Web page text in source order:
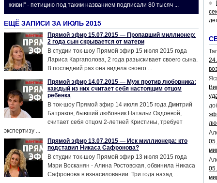
живи!" - петицию под таким названием подписали 80 тысяч ...
ЕЩЁ ЗАПИСИ ЗА ИЮЛЬ 2015
Прямой эфир 15.07.2015 — Пропавший миллионер:
2 года сын скрывается от матери
В студии ток-шоу Прямой эфир 15 июля 2015 года
Лариса Каргаполова, 2 года разыскивает своего сына.
В последний раз она видела своего ...
Прямой эфир 14.07.2015 — Муж против любовника:
каждый из них считает себя настоящим отцом
ребенка
В ток-шоу Прямой эфир 14 июля 2015 года Дмитрий
Батраков, бывший любовник Натальи Оздоевой,
считает себя отцом 2-летней Кристины, требует
экспертизу ...
Прямой эфир 13.07.2015 — Иск миллионера: кто
подставил Никаса Сафронова?
В студии ток-шоу Прямой эфир 13 июля 2015 года
Мэри Восканян - Алина Ростовская, обвинила Никаса
Сафронова в изнасиловании. Три года назад ...